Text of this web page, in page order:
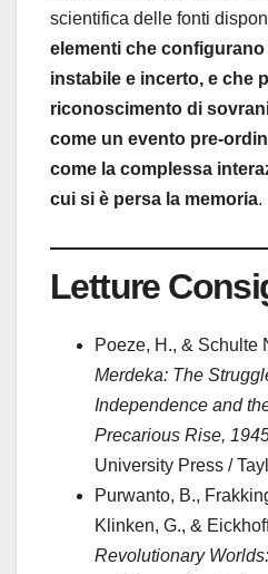
scientifica delle fonti
elementi che
instabile e incerto, e che
riconoscimento di
come un evento pre-
come la complessa
cui si è persa la memoria.
Letture
Poeze, H., & Schulte
Merdeka: The
Independence and
Precarious Rise,
University Press /
Purwanto, B.,
Klinken, G., &
Revolutionary